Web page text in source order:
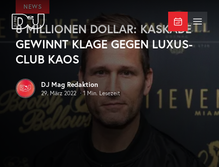
Zum Hauptinhalt springen
DJ Mag Germany Menü
NEWS
8 MILLIONEN DOLLAR: KASKADE
GEWINNT KLAGE GEGEN LUXUS-
CLUB KAOS
DJ Mag Redaktion
29. März 2022 ·1 Min. Lesezeit